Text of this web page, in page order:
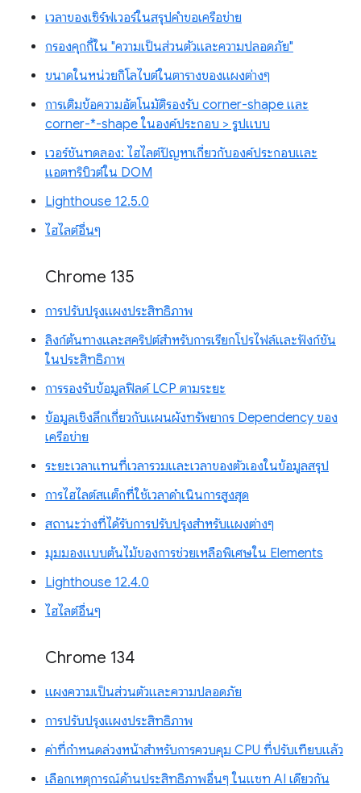
เวลาของเซิร์ฟเวอร์ในสรุปคำขอเครือข่าย
กรองคุกกี้ใน "ความเป็นส่วนตัวและความปลอดภัย"
ขนาดในหน่วยกิโลไบต์ในตารางของแผงต่างๆ
การเติมข้อความอัตโนมัติรองรับ corner-shape และ
corner-*-shape ในองค์ประกอบ > รูปแบบ
เวอร์ชันทดลอง: ไฮไลต์ปัญหาเกี่ยวกับองค์ประกอบและ
แอตทริบิวต์ใน DOM
Lighthouse 12.5.0
ไฮไลต์อื่นๆ
Chrome 135
การปรับปรุงแผงประสิทธิภาพ
ลิงก์ต้นทางและสคริปต์สำหรับการเรียกโปรไฟล์และฟังก์ชัน
ในประสิทธิภาพ
การรองรับข้อมูลฟิลด์ LCP ตามระยะ
ข้อมูลเชิงลึกเกี่ยวกับแผนผังทรัพยากร Dependency ของ
เครือข่าย
ระยะเวลาแทนที่เวลารวมและเวลาของตัวเองในข้อมูลสรุป
การไฮไลต์สแต็กที่ใช้เวลาดำเนินการสูงสุด
สถานะว่างที่ได้รับการปรับปรุงสำหรับแผงต่างๆ
มุมมองแบบต้นไม้ของการช่วยเหลือพิเศษใน Elements
Lighthouse 12.4.0
ไฮไลต์อื่นๆ
Chrome 134
แผงความเป็นส่วนตัวและความปลอดภัย
การปรับปรุงแผงประสิทธิภาพ
ค่าที่กำหนดล่วงหน้าสำหรับการควบคุม CPU ที่ปรับเทียบแล้ว
เลือกเหตุการณ์ด้านประสิทธิภาพอื่นๆ ในแชท AI เดียวกัน